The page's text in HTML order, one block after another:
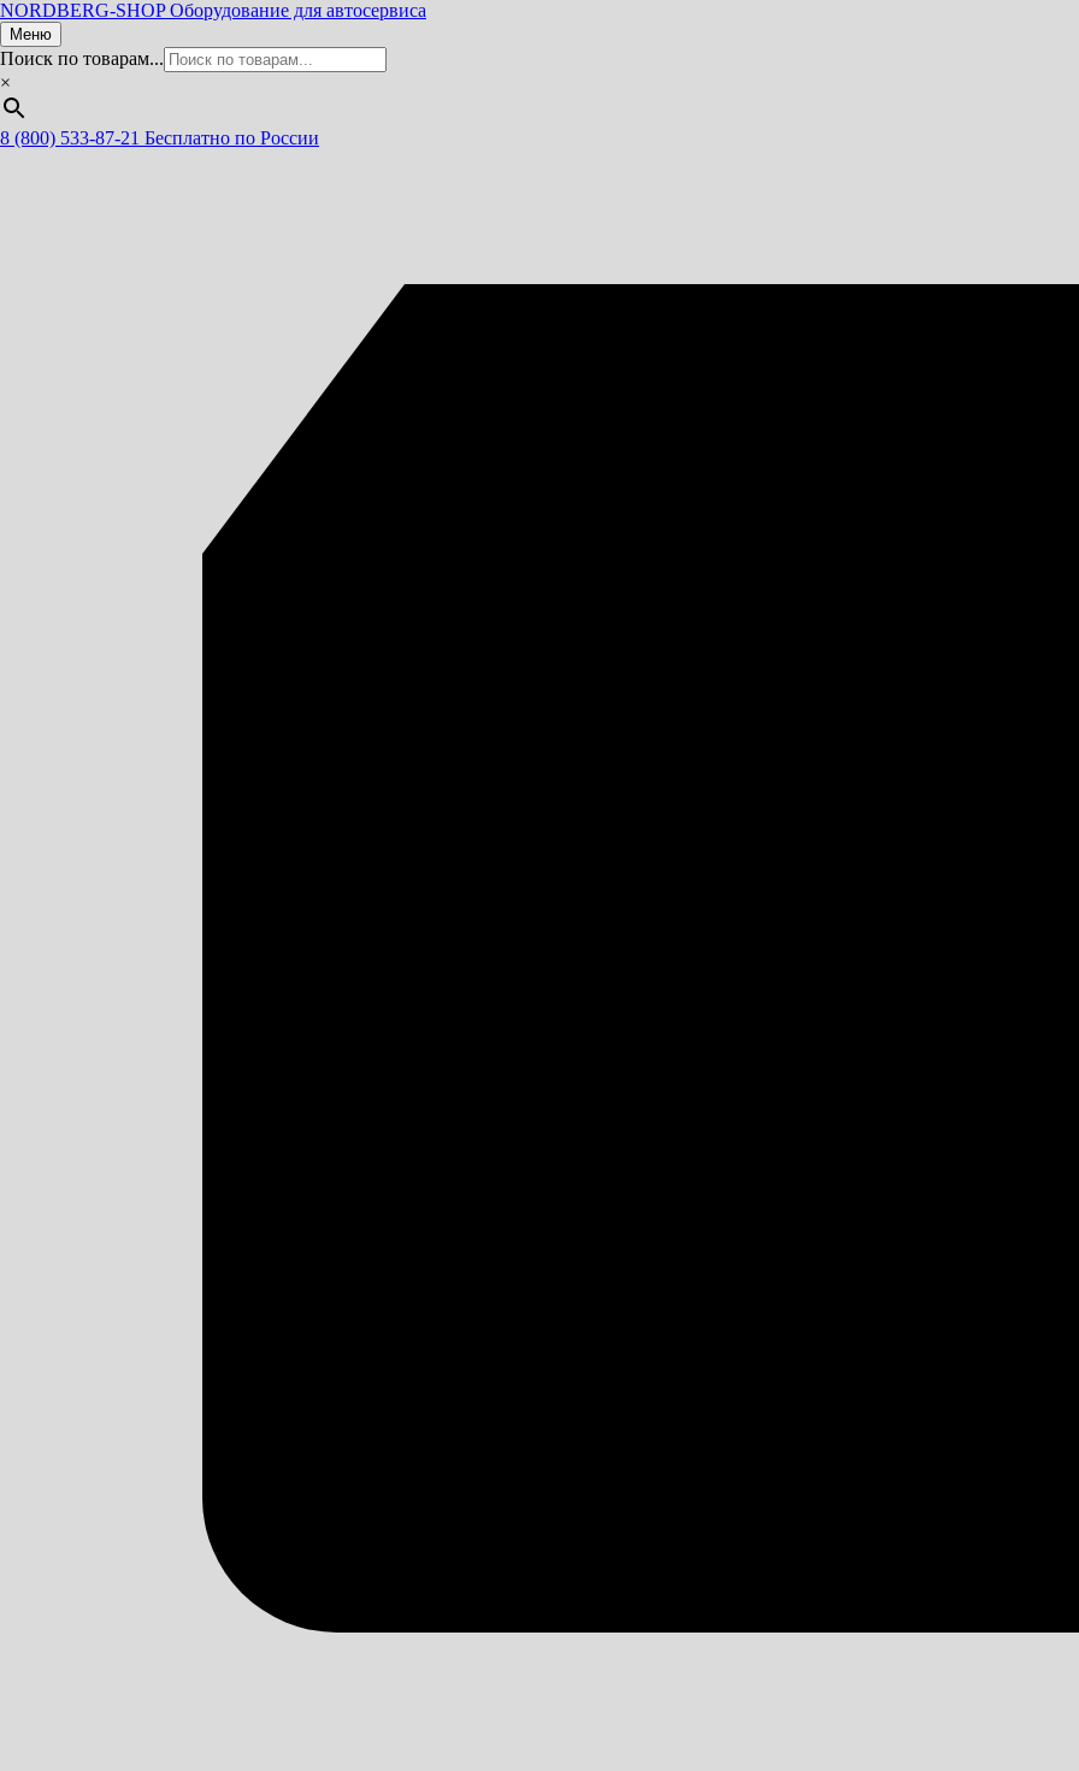
NORDBERG-SHOP Оборудование для автосервиса
Меню
Поиск по товарам...
×
8 (800) 533-87-21 Бесплатно по России